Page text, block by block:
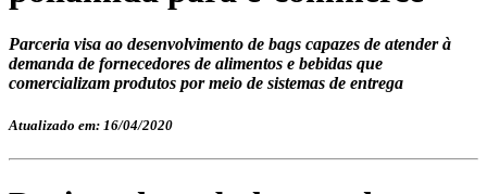
Parceria visa ao desenvolvimento de bags capazes de atender à
demanda de fornecedores de alimentos e bebidas que
comercializam produtos por meio de sistemas de entrega
Atualizado em: 16/04/2020